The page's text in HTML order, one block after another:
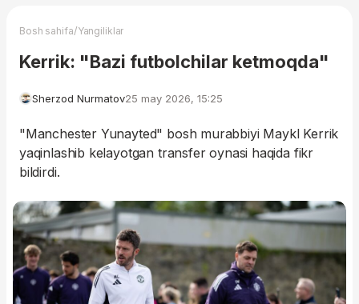
Bosh sahifa/Yangiliklar
Kerrik: "Bazi futbolchilar ketmoqda"
Sherzod Nurmatov25 may 2026, 15:25
"Manchester Yunayted" bosh murabbiyi Maykl Kerrik
yaqinlashib kelayotgan transfer oynasi haqida fikr
bildirdi.